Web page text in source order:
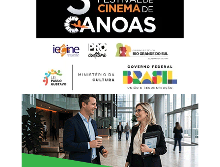
“Hoje entregamos muito
mais do que um prédio.
Estamos oferecendo um
espaço preparado para
acolher nossas crianças e
adolescentes com
dignidade, respeito e
segurança. Cada ambiente
foi pensado para
proporcionar conforto e